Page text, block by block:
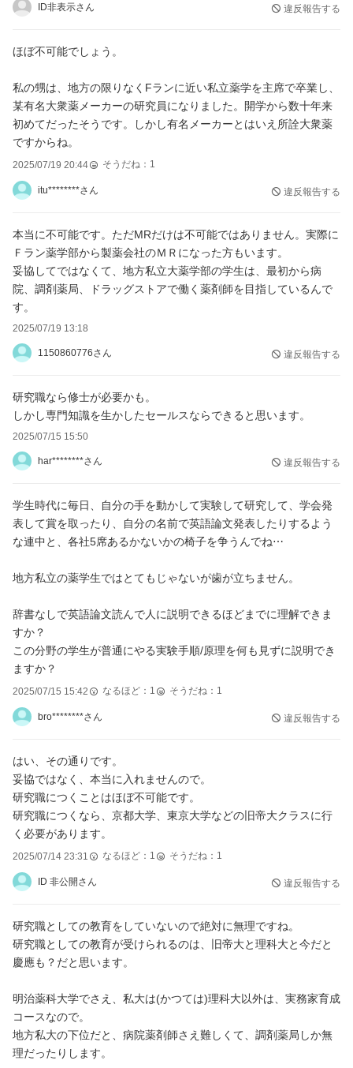
ID非表示さん 違反報告する
ほぼ不可能でしょう。
私の甥は、地方の限りなくFランに近い私立薬学を主席で卒業し、
某有名大衆薬メーカーの研究員になりました。開学から数十年来
初めてだったそうです。しかし有名メーカーとはいえ所詮大衆薬
ですからね。
2025/07/19 20:44 そうだね： 1
itu********さん 違反報告する
本当に不可能です。ただMRだけは不可能ではありません。実際に
Ｆラン薬学部から製薬会社のＭＲになった方もいます。
妥協してではなくて、地方私立大薬学部の学生は、最初から病
院、調剤薬局、ドラッグストアで働く薬剤師を目指しているんで
す。
2025/07/19 13:18
1150860776さん 違反報告する
研究職なら修士が必要かも。
しかし専門知識を生かしたセールスならできると思います。
2025/07/15 15:50
har********さん 違反報告する
学生時代に毎日、自分の手を動かして実験して研究して、学会発
表して賞を取ったり、自分の名前で英語論文発表したりするよう
な連中と、各社5席あるかないかの椅子を争うんでね⋯
地方私立の薬学生ではとてもじゃないが歯が立ちません。
辞書なしで英語論文読んで人に説明できるほどまでに理解できま
すか？
この分野の学生が普通にやる実験手順/原理を何も見ずに説明でき
ますか？
2025/07/15 15:42 なるほど： 1 そうだね： 1
bro********さん 違反報告する
はい、その通りです。
妥協ではなく、本当に入れませんので。
研究職につくことはほぼ不可能です。
研究職につくなら、京都大学、東京大学などの旧帝大クラスに行
く必要があります。
2025/07/14 23:31 なるほど： 1 そうだね： 1
ID 非公開さん 違反報告する
研究職としての教育をしていないので絶対に無理ですね。
研究職としての教育が受けられるのは、旧帝大と理科大と今だと
慶應も？だと思います。
明治薬科大学でさえ、私大は(かつては)理科大以外は、実務家育成
コースなので。
地方私大の下位だと、病院薬剤師さえ難しくて、調剤薬局しか無
理だったりします。